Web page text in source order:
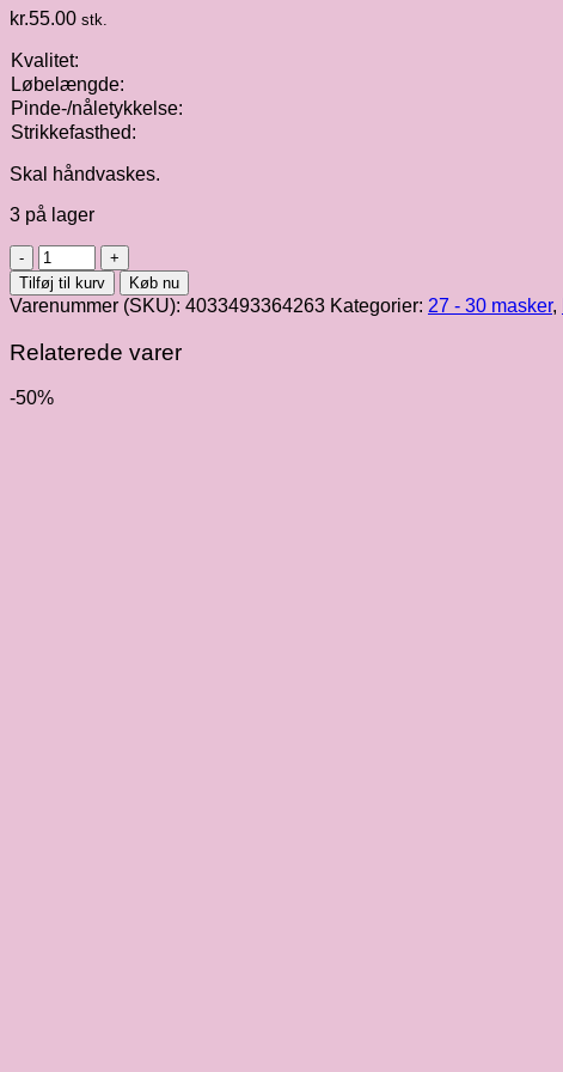
kr.55.00 stk.
Kvalitet:
Løbelængde:
Pinde-/nåletykkelse:
Strikkefasthed:
Skal håndvaskes.
3 på lager
Soffio
|
gul
fv.
007
antal
Tilføj til kurv Køb nu
Varenummer (SKU): 4033493364263 Kategorier: 27 - 30 masker,
Relaterede varer
-50%